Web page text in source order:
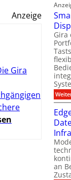
Anzeige
Gira
Gira
an